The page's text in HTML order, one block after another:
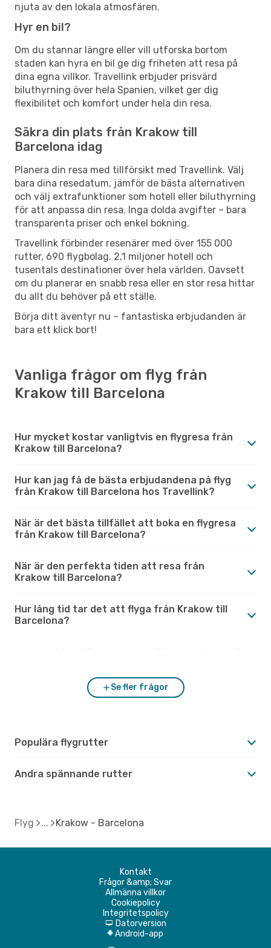
njuta av den lokala atmosfären.
Hyr en bil?
Om du stannar längre eller vill utforska bortom
staden kan hyra en bil ge dig friheten att resa på
dina egna villkor. Travellink erbjuder prisvärd
biluthyrning över hela Spanien, vilket ger dig
flexibilitet och komfort under hela din resa.
Säkra din plats från Krakow till
Barcelona idag
Planera din resa med tillförsikt med Travellink. Välj
bara dina resedatum, jämför de bästa alternativen
och välj extrafunktioner som hotell eller biluthyrning
för att anpassa din resa. Inga dolda avgifter – bara
transparenta priser och enkel bokning.
Travellink förbinder resenärer med över 155 000
rutter, 690 flygbolag, 2,1 miljoner hotell och
tusentals destinationer över hela världen. Oavsett
om du planerar en snabb resa eller en stor resa hittar
du allt du behöver på ett ställe.
Börja ditt äventyr nu – fantastiska erbjudanden är
bara ett klick bort!
Vanliga frågor om flyg från
Krakow till Barcelona
Hur mycket kostar vanligtvis en flygresa från
Krakow till Barcelona?
Hur kan jag få de bästa erbjudandena på flyg
från Krakow till Barcelona hos Travellink?
När är det bästa tillfället att boka en flygresa
från Krakow till Barcelona?
När är den perfekta tiden att resa från
Krakow till Barcelona?
Hur lång tid tar det att flyga från Krakow till
Barcelona?
Se fler frågor
Populära flygrutter
Andra spännande rutter
Flyg Krakow - Barcelona
Kontakt
Frågor &amp; Svar
Allmänna villkor
Cookiepolicy
Integritetspolicy
d Datorversion
A Android-app